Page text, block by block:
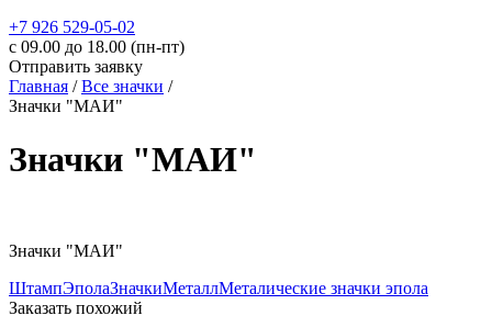
+7 926 529-05-02
c 09.00 до 18.00 (пн-пт)
Отправить заявку
Главная /Все значки /
Значки "МАИ"
Значки "МАИ"
Значки "МАИ"
ШтампЭполаЗначкиМеталлМеталические значки эпола
Заказать похожий